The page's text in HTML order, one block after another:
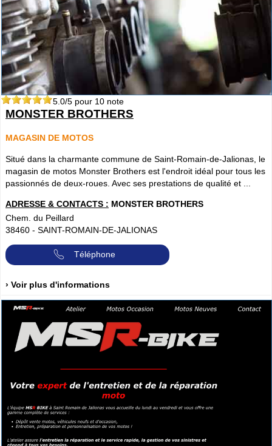
5.0/5 pour 10 note
MONSTER BROTHERS
MAGASIN DE MOTOS
Situé dans la charmante commune de Saint-Romain-de-Jalionas, le
magasin de motos Monster Brothers est l'endroit idéal pour tous les
passionnés de deux-roues. Avec ses prestations de qualité et ...
ADRESSE & CONTACTS : MONSTER BROTHERS
Chem. du Peillard
38460 - SAINT-ROMAIN-DE-JALIONAS
Téléphone
› Voir plus d'informations